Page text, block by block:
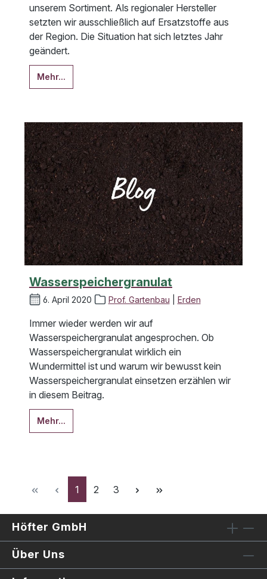
unserem Sortiment. Als regionaler Hersteller
setzten wir ausschließlich auf Ersatzstoffe aus
der Region. Die Situation hat sich letztes Jahr
geändert.
Mehr...
Wasserspeichergranulat
6. April 2020 Prof. Gartenbau Erden
Immer wieder werden wir auf
Wasserspeichergranulat angesprochen. Ob
Wasserspeichergranulat wirklich ein
Wundermittel ist und warum wir bewusst kein
Wasserspeichergranulat einsetzen erzählen wir
in diesem Beitrag.
Mehr...
Seite
1 Seite
2 Seite
3
Höfter GmbH
Über Uns